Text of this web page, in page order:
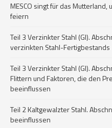
MESCO singt für das Mutterland,
feiern
Teil 3 Verzinkter Stahl (GI).
verzinkten Stahl-Fertigbestands
Teil 3 Verzinkter Stahl (GI).
Flittern und Faktoren, die den
beeinflussen
Teil 2 Kaltgewalzter Stahl.
beeinflussen